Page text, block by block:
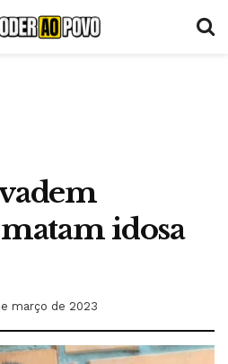
idosa
março de 2023